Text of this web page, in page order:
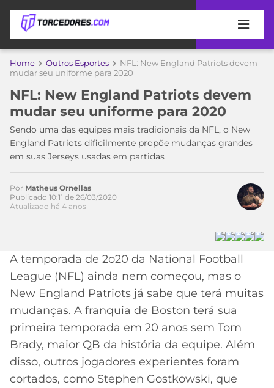
APOSTAS
DE
APOSTA
MELHORES
SITES
DE
APOSTAS
2026
BETBOOM
CÓDIGO
DE
INDICAÇÃO
BET365
CÓDIGO
BETANO
COPA
DO
MUNDO
MEU
TIME
PALMEIRAS
CORINTHIANS
SÃO
PAULO
SANTOS
CAMPEONATOS
SÉRIE
A
LIBERTADORES
COPA
BRASIL
ESPORTIVA
MERCADO
DA
BOLA
PALPITES
Home Outros Esportes
NFL: New England Patriots devem
mudar seu uniforme para 2020
NFL: New England Patriots devem
mudar seu uniforme para 2020
Sendo uma das equipes mais tradicionais da NFL, o New
England Patriots dificilmente propõe mudanças grandes
em suas Jerseys usadas em partidas
Por Matheus Ornellas
Publicado 10:11 de 26/03/2020
Atualizado há 4 anos
A temporada de 2o20 da National Football
League (NFL) ainda nem começou, mas o
New England Patriots já sabe que terá muitas
mudanças. A franquia de Boston terá sua
primeira temporada em 20 anos sem Tom
Brady, maior QB da história da equipe. Além
disso, outros jogadores experientes foram
cortados, como Stephen Gostkowski, que